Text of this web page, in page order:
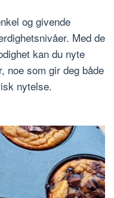
og givende
Med de
kan du nyte
noe som gir deg både
nytelse.